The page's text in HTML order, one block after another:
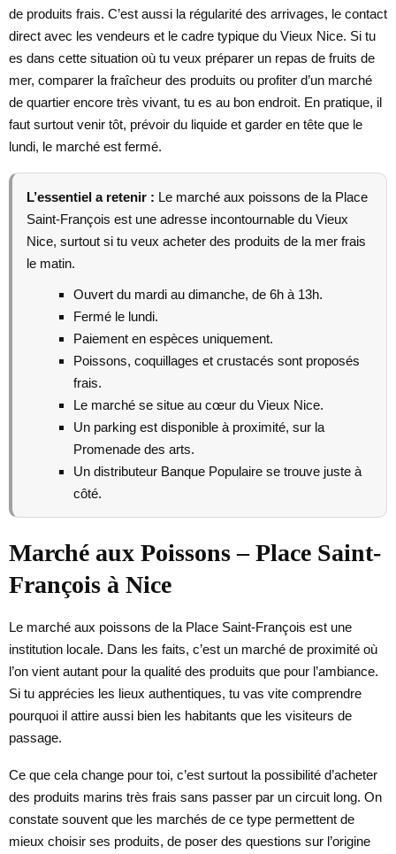
de produits frais. C’est aussi la régularité des arrivages, le contact
direct avec les vendeurs et le cadre typique du Vieux Nice. Si tu
es dans cette situation où tu veux préparer un repas de fruits de
mer, comparer la fraîcheur des produits ou profiter d’un marché
de quartier encore très vivant, tu es au bon endroit. En pratique, il
faut surtout venir tôt, prévoir du liquide et garder en tête que le
lundi, le marché est fermé.
L’essentiel a retenir : Le marché aux poissons de la Place
Saint-François est une adresse incontournable du Vieux
Nice, surtout si tu veux acheter des produits de la mer frais
le matin.
Ouvert du mardi au dimanche, de 6h à 13h.
Fermé le lundi.
Paiement en espèces uniquement.
Poissons, coquillages et crustacés sont proposés
frais.
Le marché se situe au cœur du Vieux Nice.
Un parking est disponible à proximité, sur la
Promenade des arts.
Un distributeur Banque Populaire se trouve juste à
côté.
Marché aux Poissons – Place Saint-
François à Nice
Le marché aux poissons de la Place Saint-François est une
institution locale. Dans les faits, c’est un marché de proximité où
l’on vient autant pour la qualité des produits que pour l’ambiance.
Si tu apprécies les lieux authentiques, tu vas vite comprendre
pourquoi il attire aussi bien les habitants que les visiteurs de
passage.
Ce que cela change pour toi, c’est surtout la possibilité d’acheter
des produits marins très frais sans passer par un circuit long. On
constate souvent que les marchés de ce type permettent de
mieux choisir ses produits, de poser des questions sur l’origine